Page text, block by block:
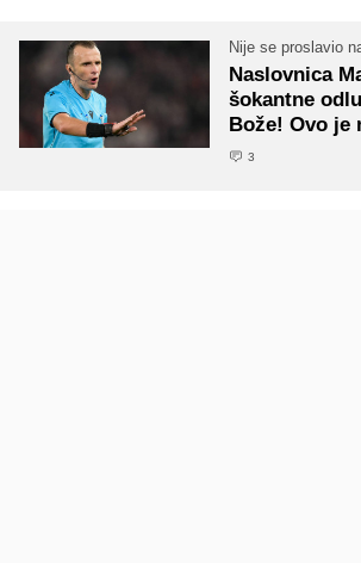
Nije se proslavio
Naslovnica
šokantne
Bože! Ovo je
3